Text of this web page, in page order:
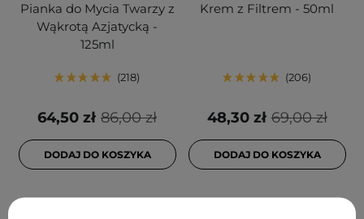
Pianka do Mycia Twarzy z
Wąkrotą Azjatycką -
125ml
218
86,00 zł
64,50 zł
DODAJ DO KOSZYKA
Krem z Filtrem - 50ml
206
69,00 zł
48,30 zł
DODAJ DO KOSZYKA